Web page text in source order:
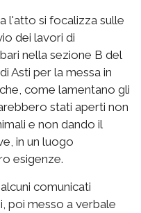
l'atto si focalizza sulle
dei lavori di
nella sezione B del
Asti per la messa in
come lamentano gli
stati aperti non
e non dando il
in un luogo
esigenze.
comunicati
poi messo a verbale